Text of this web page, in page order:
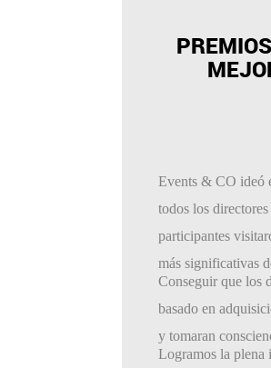
Events & CO ideó
todos los
participantes
más significativas
Conseguir que los
basado en
y tomaran
Logramos la plena